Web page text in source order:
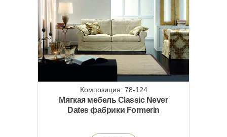
Композиция: 78-124
Мягкая мебель Classic Never
Dates фабрики Formerin